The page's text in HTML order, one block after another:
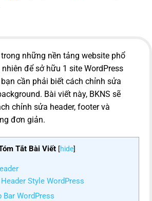
những nền tảng website phổ
để sở hữu 1 site WordPress
cần phải biết cách chỉnh sửa
Bài viết này, BKNS sẽ
chỉnh sửa header, footer và
đơn giản.
Tắt Bài Viết [hide]
Style WordPress
Bar WordPress